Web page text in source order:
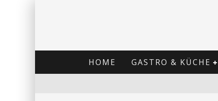
HOME GASTRO & KÜCHE